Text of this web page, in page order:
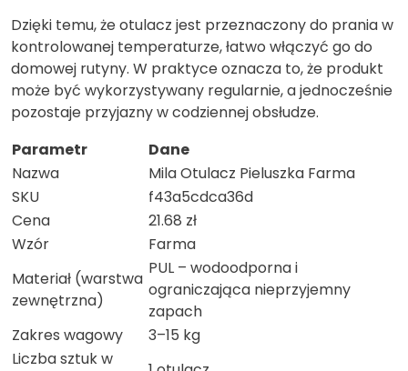
Dzięki temu, że otulacz jest przeznaczony do prania w
kontrolowanej temperaturze, łatwo włączyć go do
domowej rutyny. W praktyce oznacza to, że produkt
może być wykorzystywany regularnie, a jednocześnie
pozostaje przyjazny w codziennej obsłudze.
Parametr
Dane
Nazwa
Mila Otulacz Pieluszka Farma
SKU
f43a5cdca36d
Cena
21.68 zł
Wzór
Farma
Materiał (warstwa
zewnętrzna)
PUL – wodoodporna i
ograniczająca nieprzyjemny
zapach
Zakres wagowy
3–15 kg
Liczba sztuk w